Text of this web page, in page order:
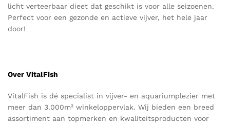
licht verteerbaar dieet dat geschikt is voor alle seizoenen.
Perfect voor een gezonde en actieve vijver, het hele jaar
door!
Over VitalFish
VitalFish is dé specialist in vijver- en aquariumplezier met
meer dan 3.000m² winkeloppervlak. Wij bieden een breed
assortiment aan topmerken en kwaliteitsproducten voor